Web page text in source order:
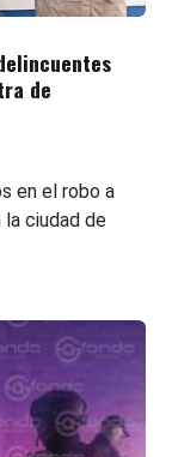
de
en el robo a
la ciudad de